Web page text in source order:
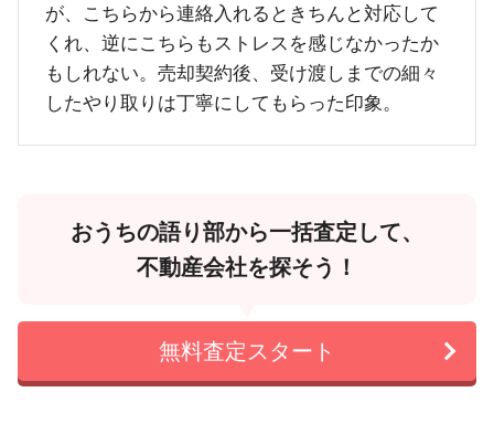
が、こちらから連絡入れるときちんと対応して
くれ、逆にこちらもストレスを感じなかったか
もしれない。売却契約後、受け渡しまでの細々
したやり取りは丁寧にしてもらった印象。
おうちの語り部から一括査定して、
不動産会社を探そう！
無料査定スタート